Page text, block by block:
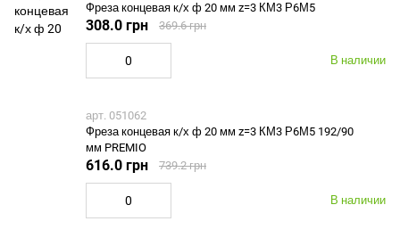
Фреза концевая к/х ф 20 мм z=3 КМ3 Р6М5
В наличии
308.0 грн 369.6 грн
арт. 051062
Фреза концевая к/х ф 20 мм z=3 КМ3 Р6М5 192/90
мм PREMIO
В наличии
616.0 грн 739.2 грн